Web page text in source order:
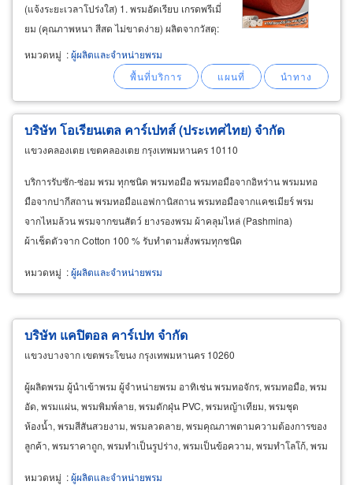
(แจ้งระยะเวลาโปร่งใส) 1. พรมอัดเรียบ เกรดพรีเมี่
ยม (คุณภาพหนา สีสด ไม่ขาดง่าย) ผลิตจากวัสดุ:
เส้นใย polypropylene (pp) และ polyester จุดเด่น:
เนื้อแน่น, ปูง่าย, สีสวย, ไม่ขึ้นขน, ตัดแต่งเข้ารูป
หมวดหมู่ :ผู้ผลิตและจำหน่ายพรม
บริษัท โอเรียนเตล คาร์เปทส์ (ประเทศไทย) จำกัด
แขวงคลองเตย เขตคลองเตย กรุงเทพมหานคร 10110
บริการรับซัก-ซ่อม พรม ทุกชนิด พรมทอมือ พรมทอมือจากอิหร่าน พรมมทอ
มือจากปากีสถาน พรมทอมือแอฟกานิสถาน พรมทอมือจากแคชเมียร์ พรม
จากไหมล้วน พรมจากขนสัตว์ ยางรองพรม ผ้าคลุมไหล่ (Pashmina)
ผ้าเช็ดตัวจาก Cotton 100 % รับทำตามสั่งพรมทุกชนิด
หมวดหมู่ :ผู้ผลิตและจำหน่ายพรม
บริษัท แคปิตอล คาร์เปท จำกัด
แขวงบางจาก เขตพระโขนง กรุงเทพมหานคร 10260
ผู้ผลิตพรม ผู้นำเข้าพรม ผู้จำหน่ายพรม อาทิเช่น พรมทอจักร, พรมทอมือ, พรม
อัด, พรมแผ่น, พรมพิมพ์ลาย, พรมดักฝุ่น PVC, พรมหญ้าเทียม, พรมชุด
ห้องน้ำ, พรมสีสันสวยงาม, พรมลวดลาย, พรมคุณภาพตามความต้องการของ
ลูกค้า, พรมราคาถูก, พรมทำเป็นรูปร่าง, พรมเป็นข้อความ, พรมทำโลโก้, พรม
หมวดหมู่ :ผู้ผลิตและจำหน่ายพรม